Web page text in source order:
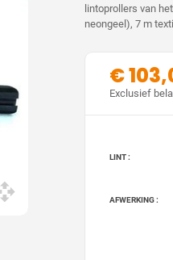
lintoprollers van
neongeel), 7 m
€
Exclusief
LINT :
AFWERKING :